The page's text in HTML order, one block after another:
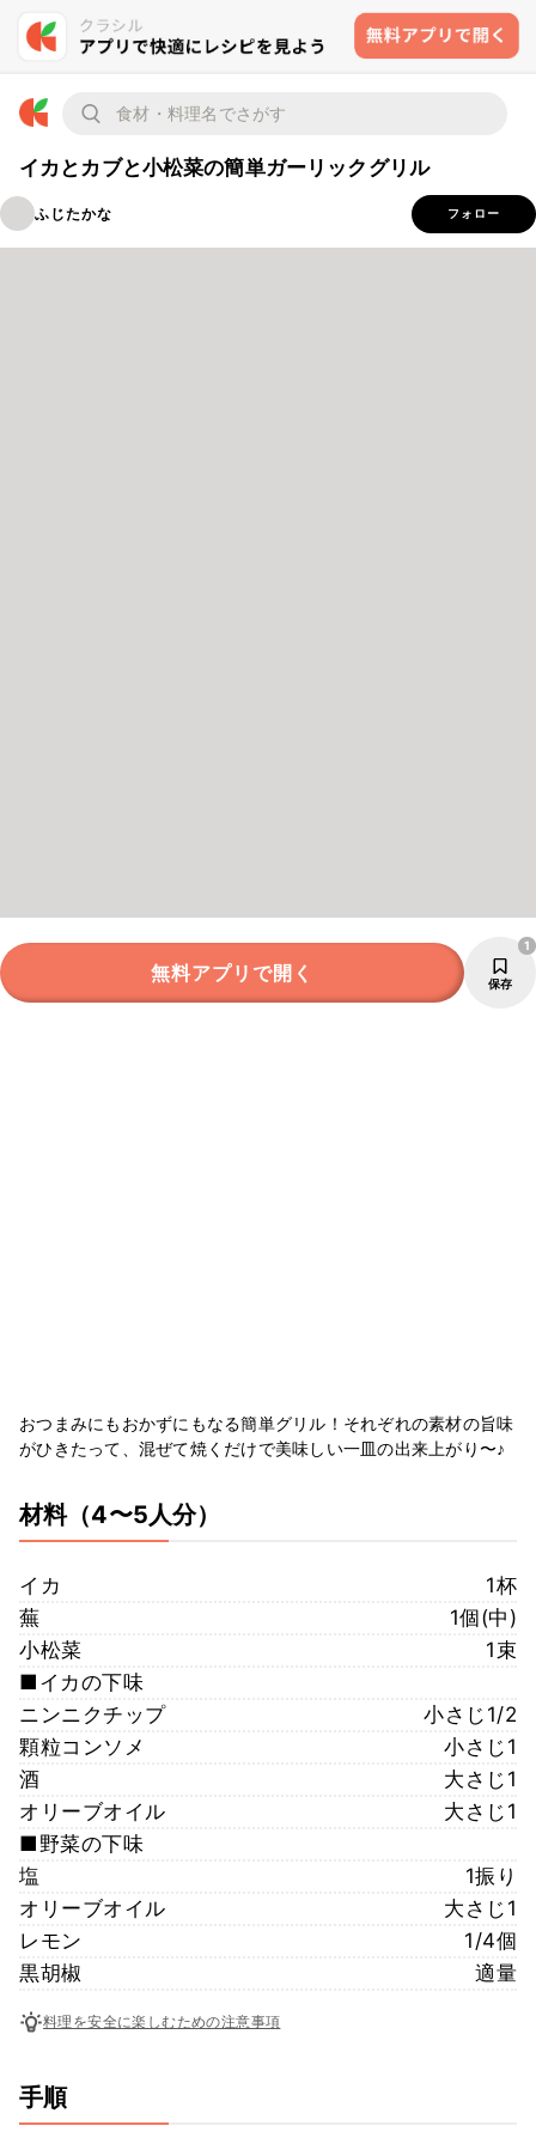
イカとカブと小松菜の簡単ガーリックグリル
ふじたかな フォロー
無料アプリで開く 保存
1
おつまみにもおかずにもなる簡単グリル！それぞれの素材の旨味
がひきたって、混ぜて焼くだけで美味しい一皿の出来上がり〜♪
材料（4〜5人分）
イカ
1杯
蕪
1個(中)
小松菜
1束
■イカの下味
ニンニクチップ
小さじ1/2
顆粒コンソメ
小さじ1
酒
大さじ1
オリーブオイル
大さじ1
■野菜の下味
塩
1振り
オリーブオイル
大さじ1
レモン
1/4個
黒胡椒
適量
料理を安全に楽しむための注意事項
手順